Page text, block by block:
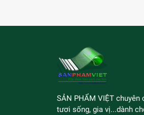
SẢN PHẨM VIỆT
tươi sống, gia vị...dành